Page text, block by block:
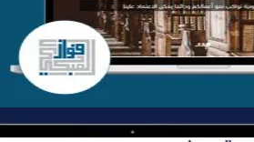
التفاصيل